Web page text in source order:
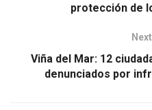
protección de
Viña del Mar: 12
denunciados por